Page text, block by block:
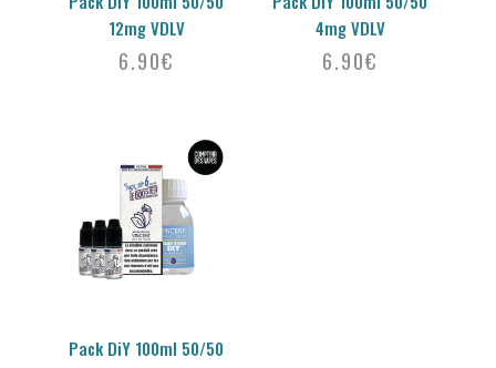
12mg VDLV
6.90€
4mg VDLV
6.90€
Pack DiY 100ml 50/50